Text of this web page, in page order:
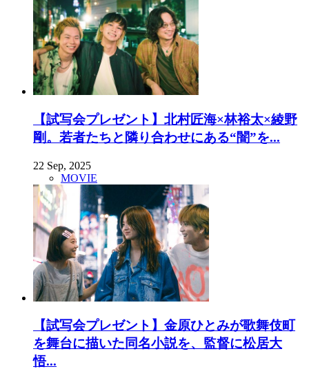
【試写会プレゼント】北村匠海×林裕太×綾野
剛。若者たちと隣り合わせにある“闇”を...
22 Sep, 2025
MOVIE
【試写会プレゼント】金原ひとみが歌舞伎町
を舞台に描いた同名小説を、監督に松居大
悟...